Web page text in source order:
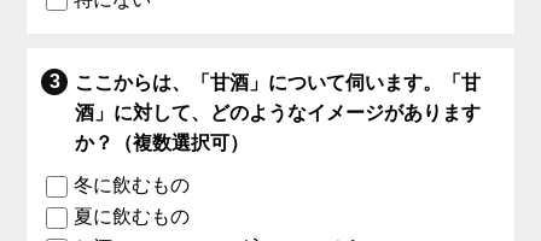
ここからは、「甘酒」について伺います。「甘
酒」に対して、どのようなイメージがあります
か？（複数選択可）
冬に飲むもの
夏に飲むもの